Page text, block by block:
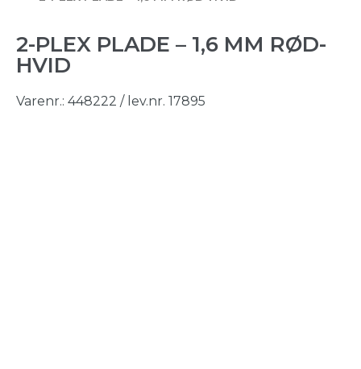
2-PLEX PLADE – 1,6 MM RØD-
HVID
Varenr.: 448222 / lev.nr. 17895